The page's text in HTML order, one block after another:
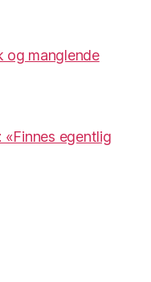
og manglende
«Finnes egentlig